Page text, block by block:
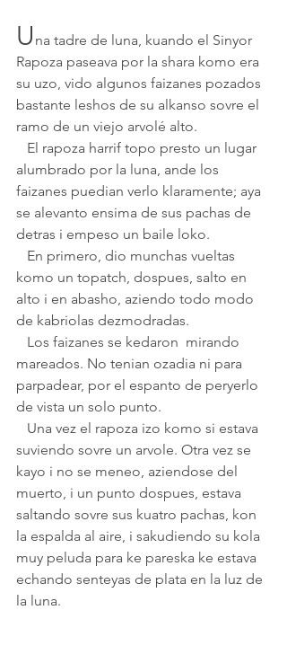
U na tadre de luna, kuando el Sinyor
Rapoza paseava por la shara komo era
su uzo, vido algunos faizanes pozados
bastante leshos de su alkanso sovre el
ramo de un viejo arvolé alto.
alumbrado por la luna, ande los
faizanes puedian verlo klaramente; aya
se alevanto ensima de sus pachas de
detras i empeso un baile loko.
komo un topatch, dospues, salto en
alto i en abasho, aziendo todo modo
de kabriolas dezmodradas.
mareados. No tenian ozadia ni para
parpadear, por el espanto de peryerlo
de vista un solo punto.
suviendo sovre un arvole. Otra vez se
kayo i no se meneo, aziendose del
muerto, i un punto dospues, estava
saltando sovre sus kuatro pachas, kon
la espalda al aire, i sakudiendo su kola
muy peluda para ke pareska ke estava
echando senteyas de plata en la luz de
la luna.